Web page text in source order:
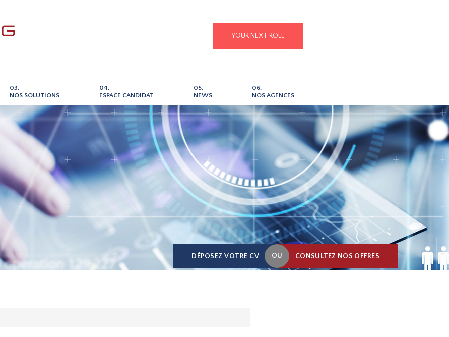
YOUR NEXT ROLE
03.
NOS SOLUTIONS
04.
ESPACE CANDIDAT
05.
NEWS
06.
NOS AGENCES
DÉPOSEZ VOTRE CV OU CONSULTEZ NOS OFFRES